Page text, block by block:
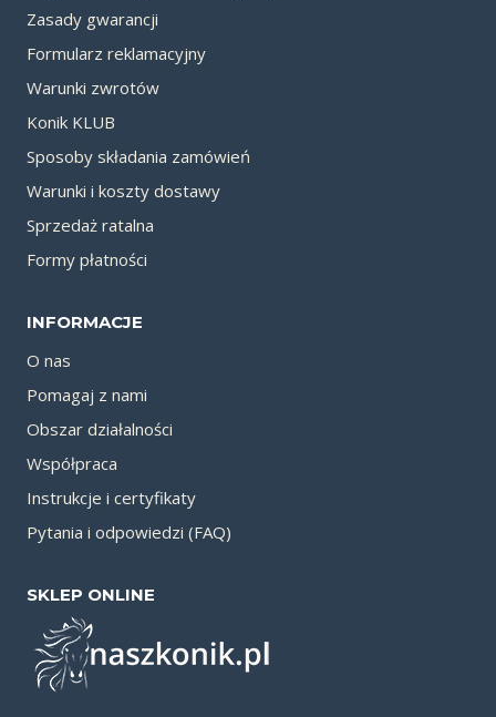
Zasady gwarancji
Formularz reklamacyjny
Warunki zwrotów
Konik KLUB
Sposoby składania zamówień
Warunki i koszty dostawy
Sprzedaż ratalna
Formy płatności
INFORMACJE
O nas
Pomagaj z nami
Obszar działalności
Współpraca
Instrukcje i certyfikaty
Pytania i odpowiedzi (FAQ)
SKLEP ONLINE